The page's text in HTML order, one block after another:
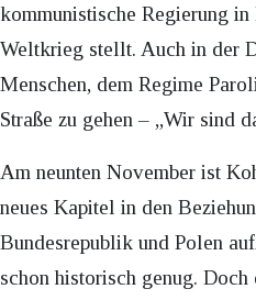
kommunistische Regierung
Weltkrieg stellt. Auch in der
Menschen, dem Regime
Straße zu gehen – „Wir sind
Am neunten November ist
neues Kapitel in den
Bundesrepublik und Polen
schon historisch genug.